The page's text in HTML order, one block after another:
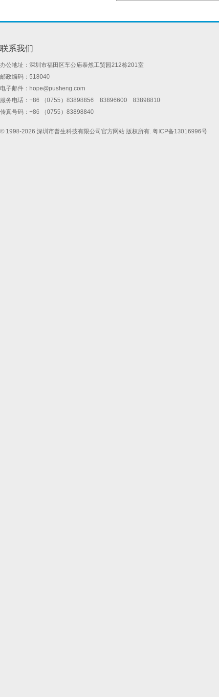
联系我们
办公地址：深圳市福田区车公庙泰然工贸园212栋201室
邮政编码：518040
电子邮件： hope@pusheng.com
服务电话：+86 （0755）83898856 83896600 83898810
传真号码：+86 （0755）83898840
© 1998-2026 深圳市普生科技有限公司官方网站 版权所有. 粤ICP备13016996号